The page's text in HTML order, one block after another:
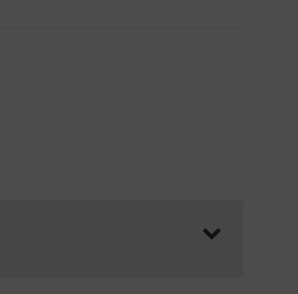
spätestens zu Kursbeginn